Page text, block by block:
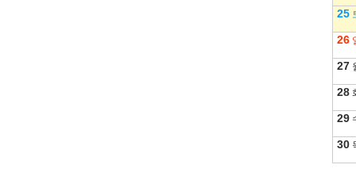
25
26
27
28
29
30